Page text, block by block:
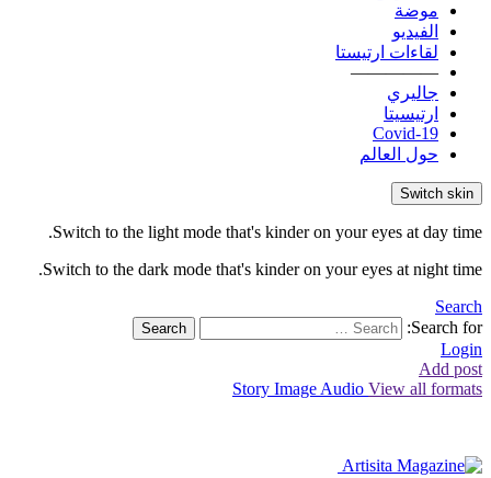
موضة
الفيديو
لقاءات ارتيستا
—————
جاليري
ارتيسيتا
Covid-19
حول العالم
Switch skin
Switch to the light mode that's kinder on your eyes at day time.
Switch to the dark mode that's kinder on your eyes at night time.
Search
Search for:
Search
Login
Add post
Story Image Audio View all formats